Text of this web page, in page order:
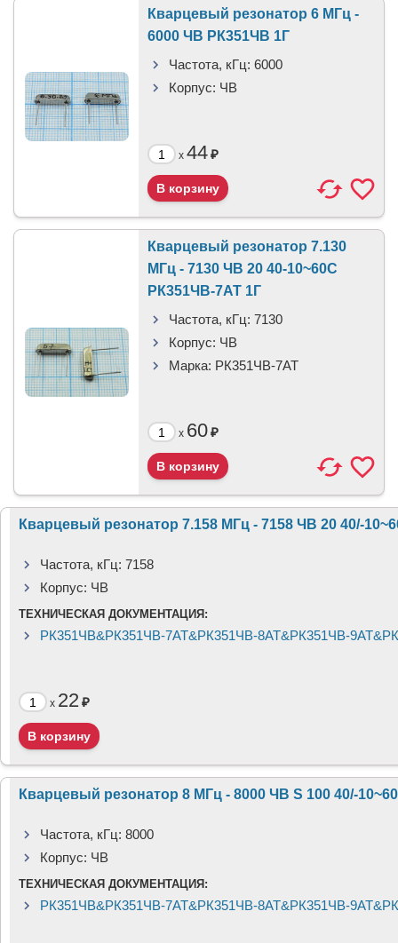
Кварцевый резонатор 6 МГц -
6000 ЧВ РК351ЧВ 1Г
Частота, кГц: 6000
Корпус: ЧВ
x 44₽
Кварцевый резонатор 7.130
МГц - 7130 ЧВ 20 40-10~60C
РК351ЧВ-7АТ 1Г
Частота, кГц: 7130
Корпус: ЧВ
Марка: РК351ЧВ-7АТ
x 60₽
Кварцевый резонатор 7.158 МГц - 7158 ЧВ 20 40/-
Частота, кГц: 7158
Корпус: ЧВ
ТЕХНИЧЕСКАЯ ДОКУМЕНТАЦИЯ:
РК351ЧВ&РК351ЧВ-7АТ&РК351ЧВ-8АТ&РК351ЧВ-
x 22₽
Кварцевый резонатор 8 МГц - 8000 ЧВ S 100 40/-
Частота, кГц: 8000
Корпус: ЧВ
ТЕХНИЧЕСКАЯ ДОКУМЕНТАЦИЯ:
РК351ЧВ&РК351ЧВ-7АТ&РК351ЧВ-8АТ&РК351ЧВ-